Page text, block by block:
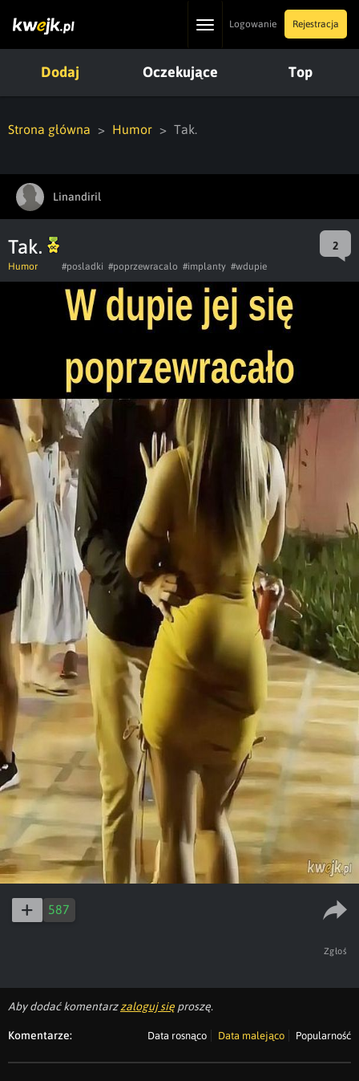
ToggleLogowanie Rejestracja
Dodaj Oczekujące Top
Strona główna Humor Tak.
Linandiril
Tak. 2
Humor #posladki #poprzewracalo #implanty #wdupie
587
Zgłoś
Aby dodać komentarzzaloguj się proszę.
Komentarze: Data rosnąco Data malejąco Popularność